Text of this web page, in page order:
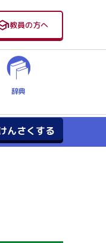
教員の方へ
辞典